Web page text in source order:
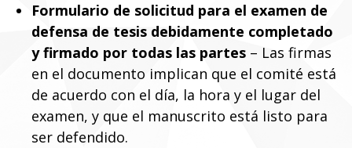
Formulario de solicitud para el examen de
defensa de tesis debidamente completado
y firmado por todas las partes – Las firmas
en el documento implican que el comité está
de acuerdo con el día, la hora y el lugar del
examen, y que el manuscrito está listo para
ser defendido.